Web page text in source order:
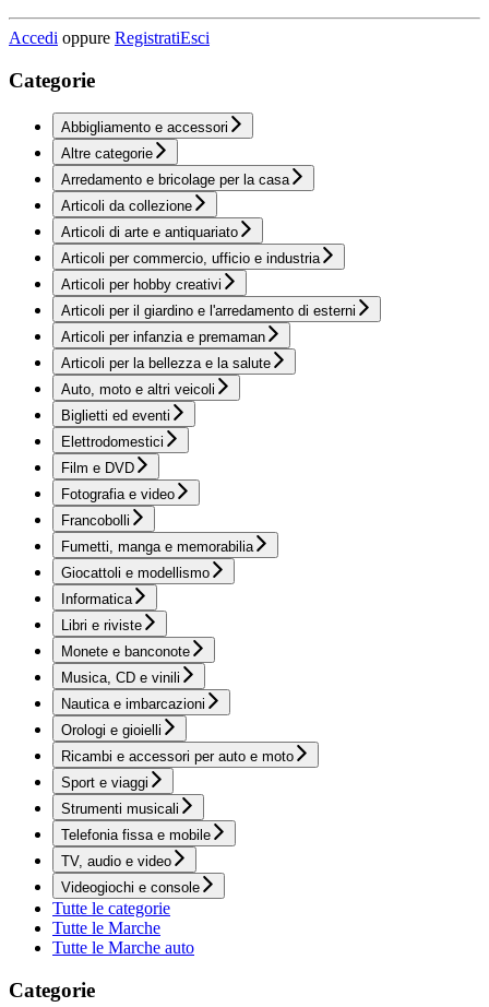
Accedi oppure RegistratiEsci
Categorie
Abbigliamento e accessori
Altre categorie
Arredamento e bricolage per la casa
Articoli da collezione
Articoli di arte e antiquariato
Articoli per commercio, ufficio e industria
Articoli per hobby creativi
Articoli per il giardino e l'arredamento di esterni
Articoli per infanzia e premaman
Articoli per la bellezza e la salute
Auto, moto e altri veicoli
Biglietti ed eventi
Elettrodomestici
Film e DVD
Fotografia e video
Francobolli
Fumetti, manga e memorabilia
Giocattoli e modellismo
Informatica
Libri e riviste
Monete e banconote
Musica, CD e vinili
Nautica e imbarcazioni
Orologi e gioielli
Ricambi e accessori per auto e moto
Sport e viaggi
Strumenti musicali
Telefonia fissa e mobile
TV, audio e video
Videogiochi e console
Tutte le categorie
Tutte le Marche
Tutte le Marche auto
Categorie